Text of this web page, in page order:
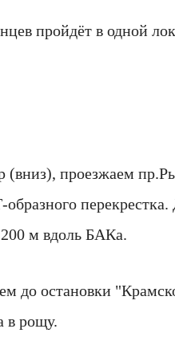
пройдёт в одной
проезжаем
м вдоль БАКа.
до остановки
в рощу.